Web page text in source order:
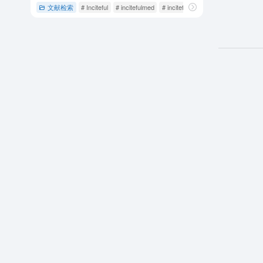
文献检索 # Inciteful # incitefulmed # inciteful中文官网